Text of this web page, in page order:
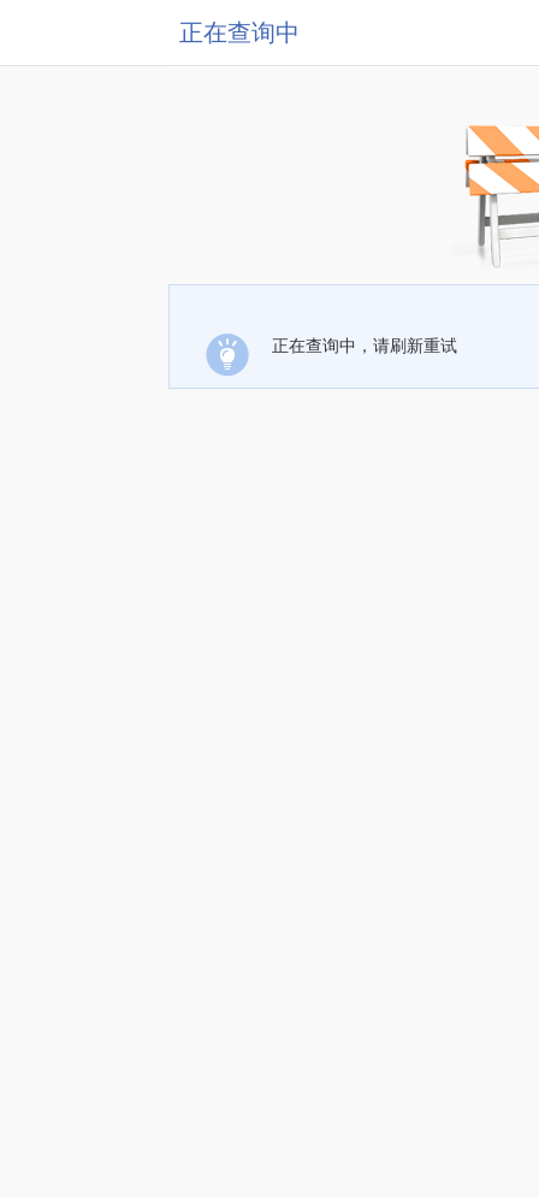
正在查询中
正在查询中，请刷新重试